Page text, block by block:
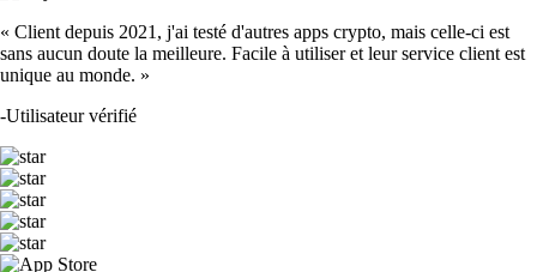
« Client depuis 2021, j'ai testé d'autres apps crypto, mais celle-ci est
sans aucun doute la meilleure. Facile à utiliser et leur service client est
unique au monde. »
-Utilisateur vérifié